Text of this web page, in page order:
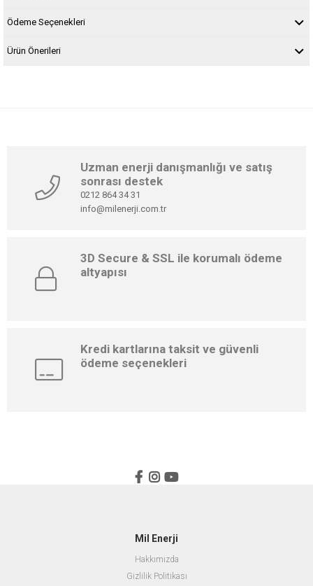
Ödeme Seçenekleri
Ürün Önerileri
Uzman enerji danışmanlığı ve satış
sonrası destek
0212 864 34 31
info@milenerji.com.tr
3D Secure & SSL ile korumalı ödeme
altyapısı
Kredi kartlarına taksit ve güvenli
ödeme seçenekleri
Mil Enerji
Hakkımızda
Gizlilik Politikası